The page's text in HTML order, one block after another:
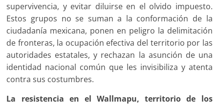
supervivencia, y evitar diluirse en el olvido impuesto.
Estos grupos no se suman a la conformación de la
ciudadanía mexicana, ponen en peligro la delimitación
de fronteras, la ocupación efectiva del territorio por las
autoridades estatales, y rechazan la asunción de una
identidad nacional común que les invisibiliza y atenta
contra sus costumbres.
La resistencia en el Wallmapu, territorio de los